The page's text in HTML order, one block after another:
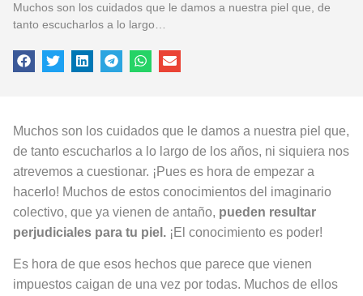
Muchos son los cuidados que le damos a nuestra piel que, de
tanto escucharlos a lo largo…
Muchos son los cuidados que le damos a nuestra piel que,
de tanto escucharlos a lo largo de los años, ni siquiera nos
atrevemos a cuestionar. ¡Pues es hora de empezar a
hacerlo! Muchos de estos conocimientos del imaginario
colectivo, que ya vienen de antaño, pueden resultar
perjudiciales para tu piel. ¡El conocimiento es poder!
Es hora de que esos hechos que parece que vienen
impuestos caigan de una vez por todas. Muchos de ellos